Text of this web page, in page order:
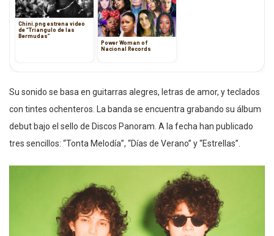
Chini.png estrena video
de “Triangulo de las
Bermudas”
Power Woman of
Nacional Records
Su sonido se basa en guitarras alegres, letras de amor, y teclados
con tintes ochenteros. La banda se encuentra grabando su álbum
debut bajo el sello de Discos Panoram. A la fecha han publicado
tres sencillos: “Tonta Melodía”, “Días de Verano” y “Estrellas”.